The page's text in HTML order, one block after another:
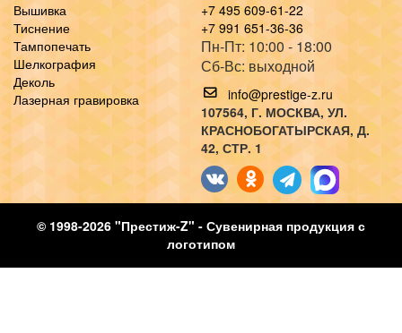
Вышивка
Тиснение
Тампопечать
Шелкография
Деколь
Лазерная гравировка
+7 495 609-61-22
+7 991 651-36-36
Пн-Пт: 10:00 - 18:00
Сб-Вс: выходной
info@prestige-z.ru
107564, Г. МОСКВА, УЛ.
КРАСНОБОГАТЫРСКАЯ, Д.
42, СТР. 1
© 1998-2026 "Престиж-Z" - Сувенирная продукция с
логотипом